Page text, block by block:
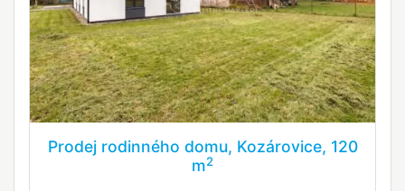
Prodej rodinného domu, Kozárovice, 120
m2